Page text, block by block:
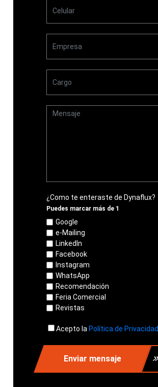
¿Como te enteraste de Dynaflux?
Puedes marcar más de 1
Google
e-Mailing
LinkedIn
Facebook
Instagram
WhatsApp
Recomendación
Feria Comercial
Revistas
Acepto la Política de Privacidad.
Enviar mensaje